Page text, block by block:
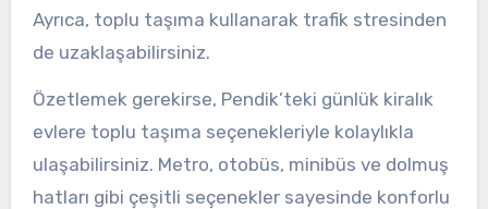
Ayrıca, toplu taşıma kullanarak trafik stresinden
de uzaklaşabilirsiniz.
Özetlemek gerekirse, Pendik’teki günlük kiralık
evlere toplu taşıma seçenekleriyle kolaylıkla
ulaşabilirsiniz. Metro, otobüs, minibüs ve dolmuş
hatları gibi çeşitli seçenekler sayesinde konforlu